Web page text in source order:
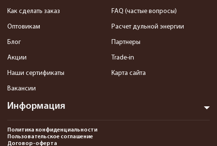
Информация
Как сделать заказ
Оптовикам
Блог
Акции
Наши сертификаты
Вакансии
FAQ (частые вопросы)
Расчет дульной энергии
Партнеры
Trade-in
Карта сайта
Политика конфиденциальности
Пользовательское соглашение
Договор-оферта